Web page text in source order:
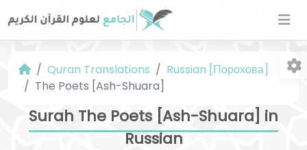
Quran Translations
Russian [Порохова]
The Poets [Ash-Shuara]
Surah The Poets [Ash-Shuara] in
Russian